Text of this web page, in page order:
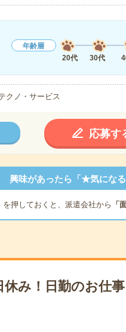
年齢層
20代
30代
クノ・サービス
応募す
興味があったら「★気になる
を押しておくと、派遣会社から 「
休み！日勤のお仕